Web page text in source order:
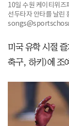
10일 수원 케이티위즈
선두타자 안타를 날린
미국 유학 시절
축구, 하키)에 조